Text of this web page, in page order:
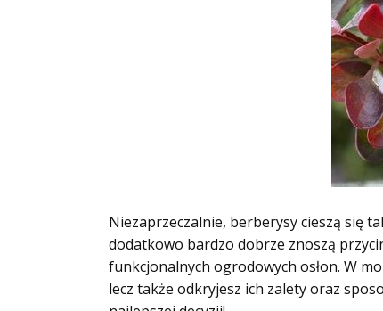
Niezaprzeczalnie, berberysy cieszą się
dodatkowo bardzo dobrze znoszą
funkcjonalnych ogrodowych osłon. W
lecz także odkryjesz ich zalety oraz